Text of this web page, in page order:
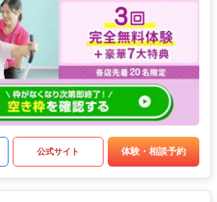
公式サイト 体験・相談予約